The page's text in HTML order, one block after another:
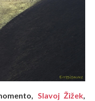
Slavoj Žižek